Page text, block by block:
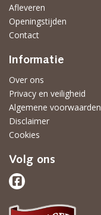
Afleveren
Openingstijden
Contact
Informatie
Over ons
Privacy en veiligheid
Algemene voorwaarden
Disclaimer
Cookies
Volg ons